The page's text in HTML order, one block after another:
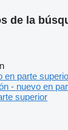
de la
en parte
- nuevo en
superior